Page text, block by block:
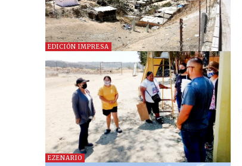
EDICIÓN IMPRESA
EZENARIO